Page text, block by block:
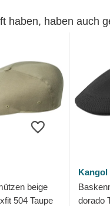
haben, haben auch
beige
504 Taupe
Kangol
dorado